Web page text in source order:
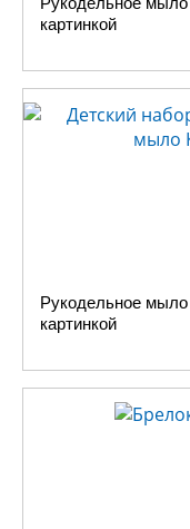
картинкой
Рукодельное мыло
картинкой